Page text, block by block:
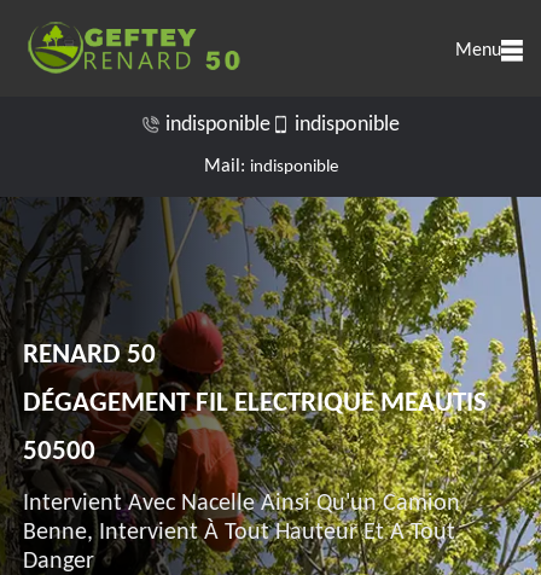
Menu
indisponible indisponible
Mail: indisponible
RENARD 50
DÉGAGEMENT FIL ELECTRIQUE MEAUTIS
50500
Intervient Avec Nacelle Ainsi Qu'un Camion
Benne, Intervient À Tout Hauteur Et A Tout
Danger